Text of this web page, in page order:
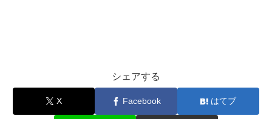
シェアする
X Facebook はてブ